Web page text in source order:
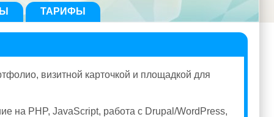
ТАРИФЫ
визитной карточкой и площадкой для
на PHP, JavaScript, работа с Drupal/WordPress,